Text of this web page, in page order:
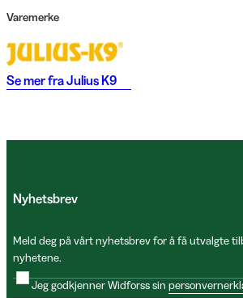
Varemerke
Se mer fraJulius K9
Nyhetsbrev
Meld deg på vårt nyhetsbrev for å få utvalgte
nyhetene.
Jeg godkjenner Widforss sin